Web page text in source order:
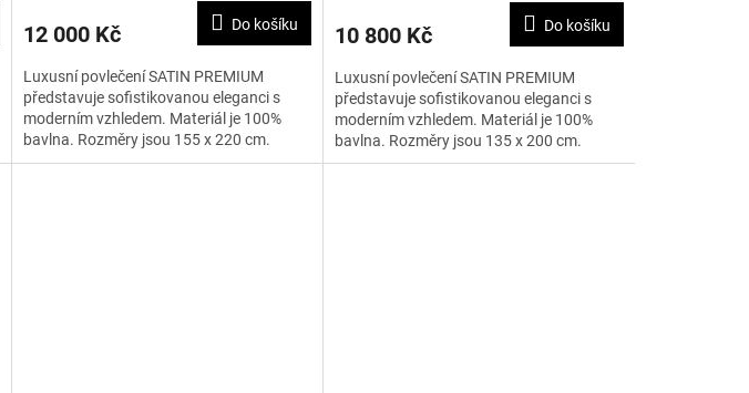
12 000 Kč Do košíku
Luxusní povlečení SATIN PREMIUM
představuje sofistikovanou eleganci s
moderním vzhledem. Materiál je 100%
bavlna. Rozměry jsou 155 x 220 cm.
10 800 Kč Do košíku
Luxusní povlečení SATIN PREMIUM
představuje sofistikovanou eleganci s
moderním vzhledem. Materiál je 100%
bavlna. Rozměry jsou 135 x 200 cm.